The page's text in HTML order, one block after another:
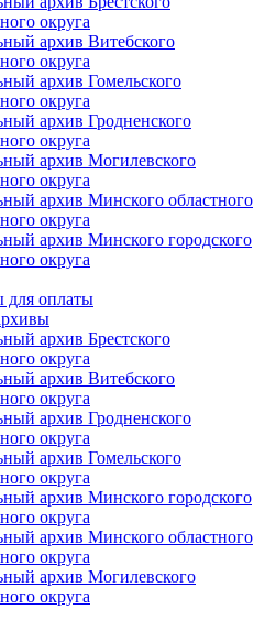
округа
архив Витебского
округа
архив Гомельского
округа
архив Гродненского
округа
архив Могилевского
округа
архив Минского областного
округа
архив Минского городского
округа
для оплаты
архив Брестского
округа
архив Витебского
округа
архив Гродненского
округа
архив Гомельского
округа
архив Минского городского
округа
архив Минского областного
округа
архив Могилевского
округа